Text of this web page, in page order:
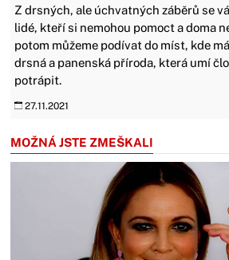
Z drsných, ale úchvatných záběrů se
lidé, kteří si nemohou pomoct a doma
potom můžeme podívat do míst, kde
drsná a panenská příroda, která umí
potrápit.
27.11.2021
MOŽNÁ JSTE ZMEŠKALI